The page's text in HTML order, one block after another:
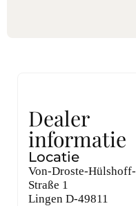
Dealer
informatie
Locatie
Von-Droste-Hülshoff-
Straße 1
Lingen D-49811